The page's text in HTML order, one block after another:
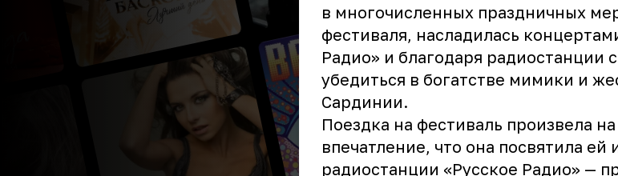
в многочисленных праздничных
фестиваля, насладилась
Радио» и благодаря радиостанции
убедиться в богатстве мимики и
Сардинии.
Поездка на фестиваль произвела
впечатление, что она посвятила ей
радиостанции «Русское Радио» —